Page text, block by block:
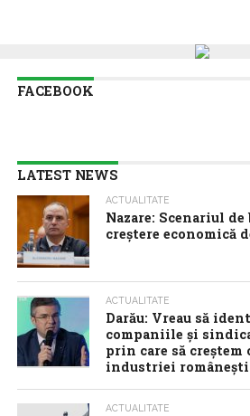
FACEBOOK
LATEST NEWS
ACTUALITATE
Nazare: Scenariul de
creștere economică
ACTUALITATE
Darău: Vreau să
companiile și
prin care să
industriei românești
ACTUALITATE